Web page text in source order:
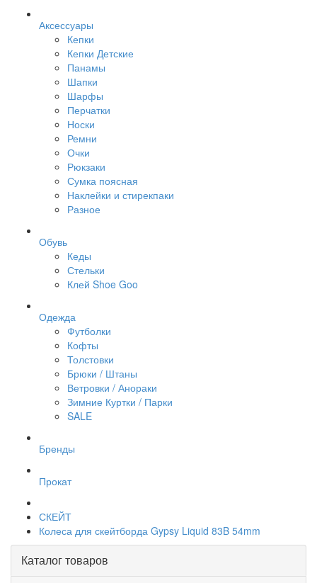
Аксессуары
Кепки
Кепки Детские
Панамы
Шапки
Шарфы
Перчатки
Носки
Ремни
Очки
Рюкзаки
Сумка поясная
Наклейки и стирекпаки
Разное
Обувь
Кеды
Стельки
Клей Shoe Goo
Одежда
Футболки
Кофты
Толстовки
Брюки / Штаны
Ветровки / Анораки
Зимние Куртки / Парки
SALE
Бренды
Прокат
СКЕЙТ
Колеса для скейтборда Gypsy Liquid 83B 54mm
Каталог товаров